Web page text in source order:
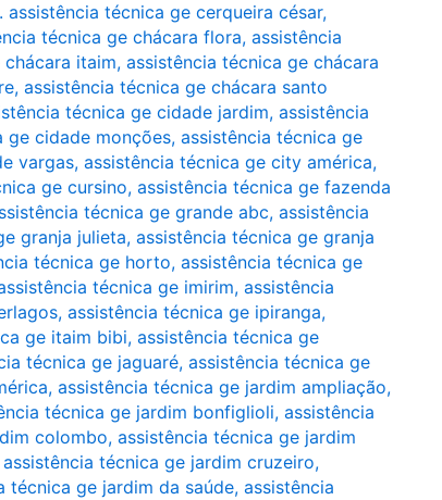
técnica ge cerqueira césar,
técnica ge chácara flora, assistência
itaim, assistência técnica ge chácara
, assistência técnica ge chácara santo
técnica ge cidade jardim, assistência
ge cidade monções, assistência técnica ge
vargas, assistência técnica ge city américa,
ge cursino, assistência técnica ge fazenda
técnica ge grande abc, assistência
granja julieta, assistência técnica ge granja
técnica ge horto, assistência técnica ge
técnica ge imirim, assistência
, assistência técnica ge ipiranga,
ge itaim bibi, assistência técnica ge
técnica ge jaguaré, assistência técnica ge
, assistência técnica ge jardim ampliação,
técnica ge jardim bonfiglioli, assistência
colombo, assistência técnica ge jardim
assistência técnica ge jardim cruzeiro,
técnica ge jardim da saúde, assistência